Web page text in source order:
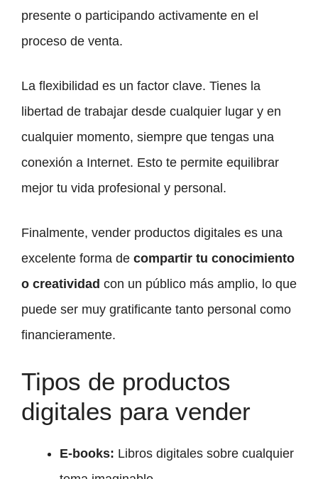
presente o participando activamente en el
proceso de venta.
La flexibilidad es un factor clave. Tienes la
libertad de trabajar desde cualquier lugar y en
cualquier momento, siempre que tengas una
conexión a Internet. Esto te permite equilibrar
mejor tu vida profesional y personal.
Finalmente, vender productos digitales es una
excelente forma de compartir tu conocimiento
o creatividad con un público más amplio, lo que
puede ser muy gratificante tanto personal como
financieramente.
Tipos de productos
digitales para vender
E-books: Libros digitales sobre cualquier